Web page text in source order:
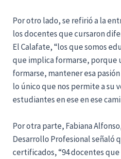
Por otro lado, se refirió a la
los docentes que cursaron
El Calafate, “los que somos
que implica formarse, porque
formarse, mantener esa
lo único que nos permite a su
estudiantes en ese en ese
Por otra parte, Fabiana
Desarrollo Profesional señaló
certificados, “94 docentes